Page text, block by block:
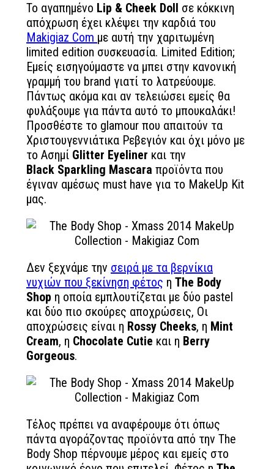
Το αγαπημένο Lip & Cheek Doll σε κόκκινη
απόχρωση έχει κλέψει την καρδιά του
Makigiaz Com με αυτή την χαριτωμένη
limited edition συσκευασία. Limited Edition;
Εμείς εισηγούμαστε να μπει στην κανονική
γραμμή του brand γιατί το λατρεύουμε.
Πάντως ακόμα και αν τελειώσει εμείς θα
φυλάξουμε για πάντα αυτό το μπουκαλάκι!
Προσθέστε το glamour που απαιτούν τα
Χριστουγεννιάτικα Ρεβεγιόν και όχι μόνο με
το Ασημί Glitter Eyeliner και την
Black Sparkling Mascara προϊόντα που
έγιναν αμέσως must have για το MakeUp Kit
μας.
Δεν ξεχνάμε την σειρά με τα βερνίκια
νυχιών που ξεκίνηση φέτος η The Body
Shop η οποία εμπλουτίζεται με δύο pastel
και δύο πιο σκούρες αποχρώσεις, Οι
αποχρώσεις είναι η Rossy Cheeks, η Mint
Cream, η Chocolate Cutie και η Berry
Gorgeous.
Τέλος πρέπει να αναφέρουμε ότι όπως
πάντα αγοράζοντας προϊόντα από την The
Body Shop πέρνουμε μέρος και εμείς στο